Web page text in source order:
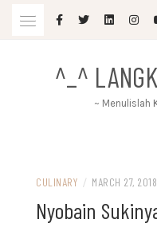
^_^
~ Menulislah
CULINARY / MARCH 27, 2018
Nyobain